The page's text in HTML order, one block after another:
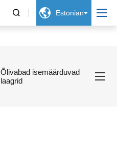
  Estonian
Õlivabad isemäärduvad
laagrid